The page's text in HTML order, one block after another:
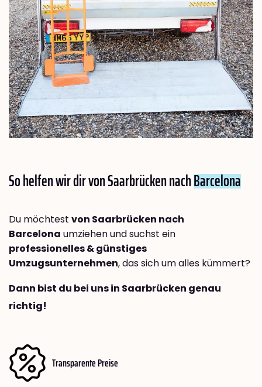
So helfen wir dir von Saarbrücken nachBarcelona
Du möchtest von Saarbrücken nach
Barcelona umziehen und suchst ein
professionelles & günstiges
Umzugsunternehmen, das sich um alles kümmert?
Dann bist du bei uns in Saarbrücken genau
richtig!
Transparente Preise